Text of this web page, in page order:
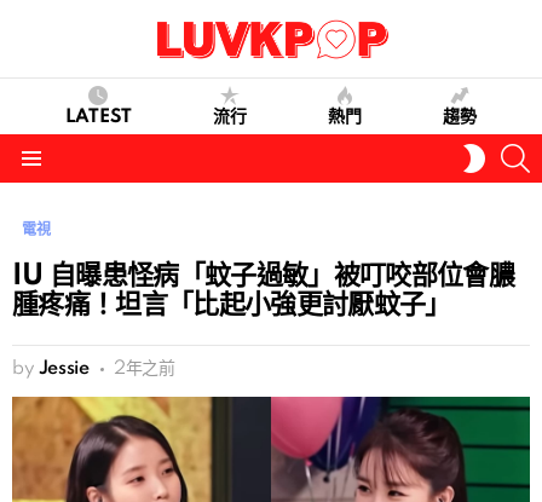
LATEST 流行 熱門 趨勢
SKIN
電視
IU 自曝患怪病「蚊子過敏」被叮咬部位會膿
腫疼痛！坦言「比起小強更討厭蚊子」
by Jessie 2年之前